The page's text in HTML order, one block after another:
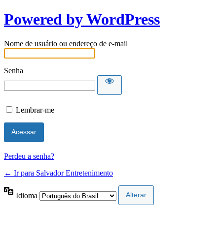
Powered by WordPress
Nome de usuário ou endereço de e-mail
Senha
Lembrar-me
Perdeu a senha?
← Ir para Salvador Entretenimento
Idioma